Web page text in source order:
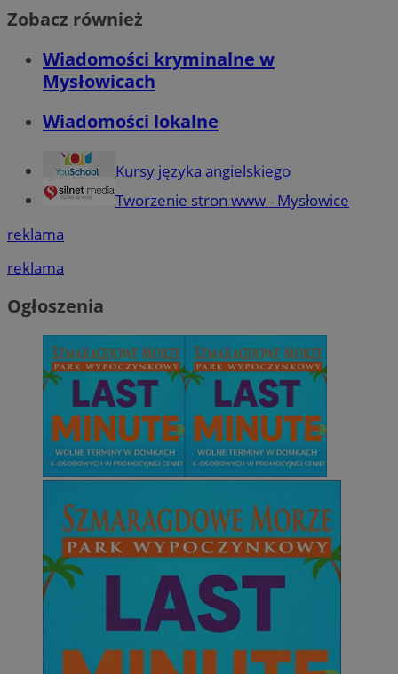
Zobacz również
Wiadomości kryminalne w
Mysłowicach
Wiadomości lokalne
Kursy języka angielskiego
Tworzenie stron www - Mysłowice
reklama
reklama
Ogłoszenia